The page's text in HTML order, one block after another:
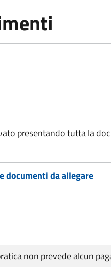
presentando tutta la
documenti da allegare
non prevede alcun